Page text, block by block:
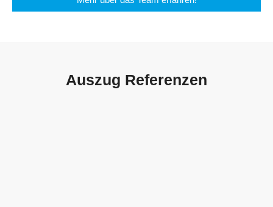
Auszug Referenzen